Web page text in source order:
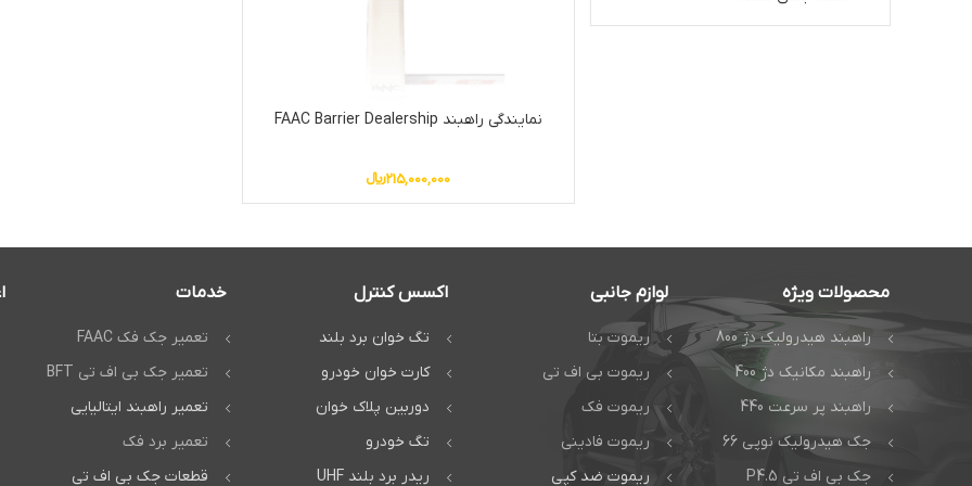
نمایندگی راهبند FAAC Barrier Dealership
215,000,000﷼
محصولات ویژه
راهبند هیدرولیک دژ 800
راهبند مکانیک دژ 400
راهبند پر سرعت 440
جک هیدرولیک نوپی 66
جک بی اف تی P4.5
لوازم جانبی
ریموت بتا
ریموت بی اف تی
ریموت فک
ریموت فادینی
ریموت ضد کپی
اکسس کنترل
تگ خوان برد بلند
کارت خوان خودرو
دوربین پلاک خوان
تگ خودرو
ریدر برد بلند UHF
خدمات
تعمیر جک فک FAAC
تعمیر جک بی اف تی BFT
تعمیر راهبند ایتالیایی
تعمیر برد فک
قطعات جک بی اف تی